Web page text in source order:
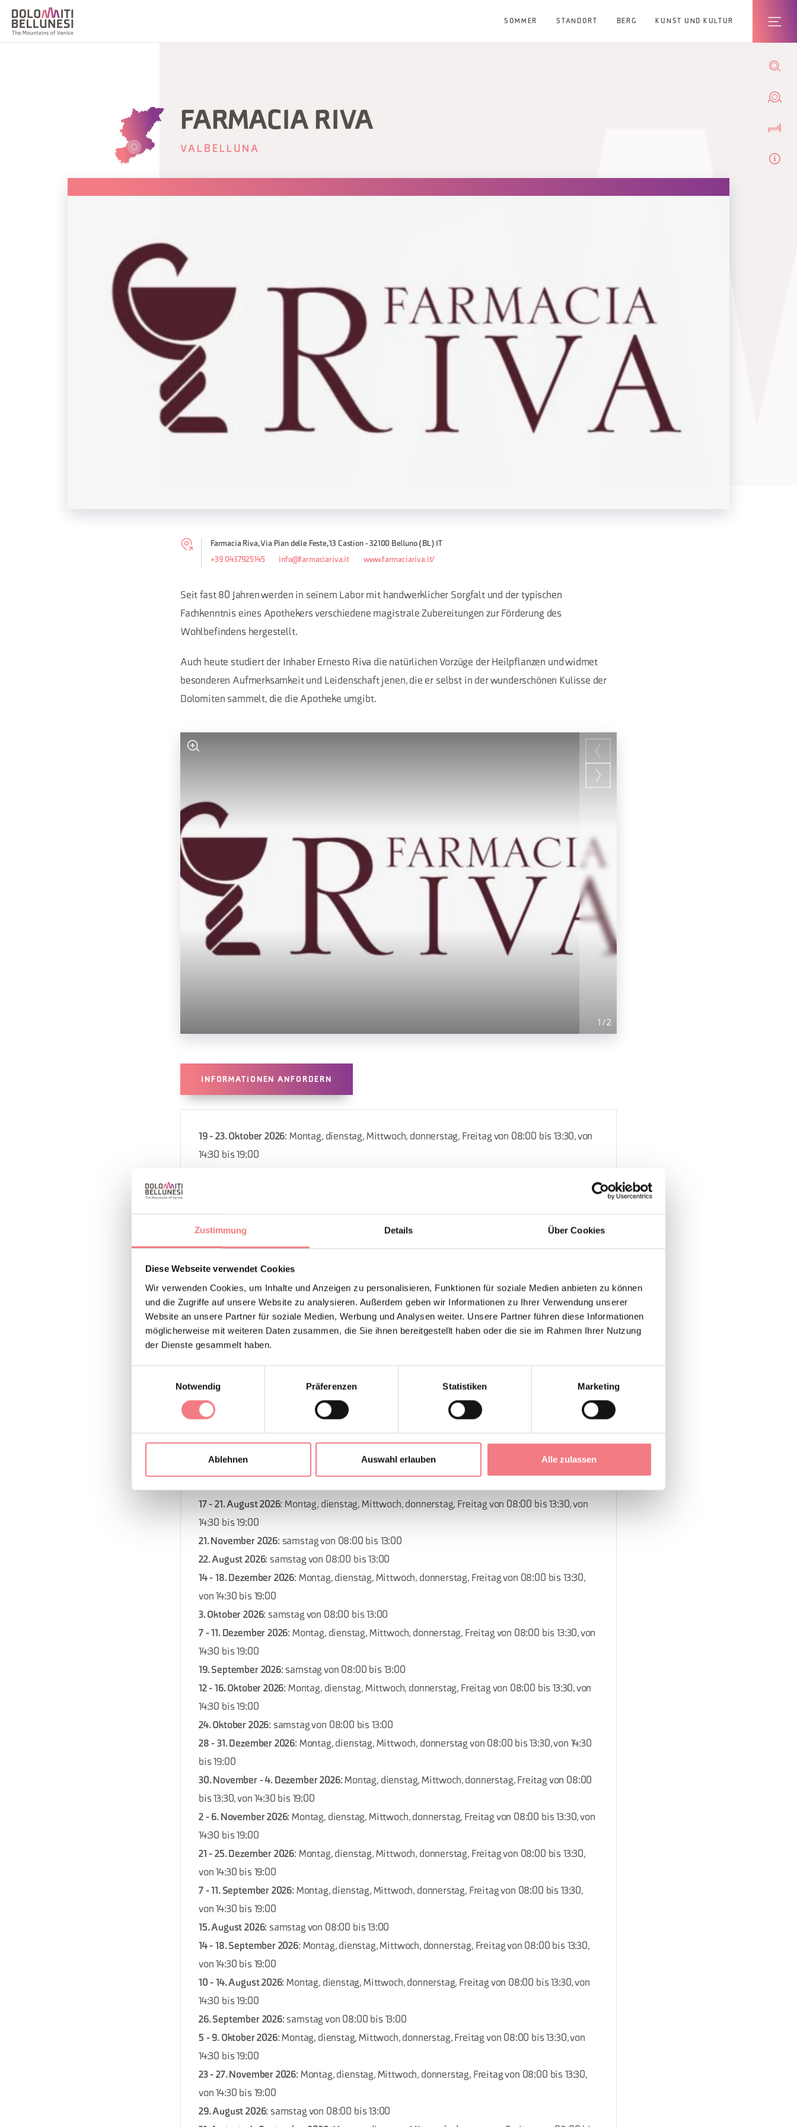
Zustimmung Details Über Cookies
Diese Webseite verwendet Cookies
Wir verwenden Cookies, um Inhalte und Anzeigen zu personalisieren, Funktionen für soziale Medien anbieten zu können
und die Zugriffe auf unsere Website zu analysieren. Außerdem geben wir Informationen zu Ihrer Verwendung unserer
Website an unsere Partner für soziale Medien, Werbung und Analysen weiter. Unsere Partner führen diese Informationen
möglicherweise mit weiteren Daten zusammen, die Sie ihnen bereitgestellt haben oder die sie im Rahmen Ihrer Nutzung
der Dienste gesammelt haben.
Notwendig
Präferenzen Statistiken Marketing
Ablehnen Auswahl erlauben Alle zulassen
SOMMER STANDORT BERG KUNST UND KULTUR
FARMACIA RIVA
VALBELLUNA
Farmacia Riva, Via Pian delle Feste, 13 Castion - 32100 Belluno (BL) IT
+39 0437925145 info@farmaciariva.it www.farmaciariva.it/
Seit fast 80 Jahren werden in seinem Labor mit handwerklicher Sorgfalt und der typischen
Fachkenntnis eines Apothekers verschiedene magistrale Zubereitungen zur Förderung des
Wohlbefindens hergestellt.
Auch heute studiert der Inhaber Ernesto Riva die natürlichen Vorzüge der Heilpflanzen und widmet
besonderen Aufmerksamkeit und Leidenschaft jenen, die er selbst in der wunderschönen Kulisse der
Dolomiten sammelt, die die Apotheke umgibt.
1 /2
INFORMATIONEN ANFORDERN
19 - 23. Oktober 2026: Montag, dienstag, Mittwoch, donnerstag, Freitag von 08:00 bis 13:30, von
14:30 bis 19:00
26 - 30. Oktober 2026
: Montag, dienstag, Mittwoch, donnerstag, Freitag von 08:00 bis 13:30, von
14:30 bis 19:00
9 - 13. November 2026: Montag, dienstag, Mittwoch, donnerstag, Freitag von 08:00 bis 13:30,
von 14:30 bis 19:00
5. September 2026: samstag von 08:00 bis 13:00
12. Dezember 2026: samstag von 08:00 bis 13:00
28. September - 2. Oktober 2026
: Montag, dienstag, Mittwoch, donnerstag, Freitag von 08:00
10. Oktober 2026
14. November 2026
: samstag von 08:00 bis 13:00
12. September 2026: samstag von 08:00 bis 13:00
17 - 21. August 2026: Montag, dienstag, Mittwoch, donnerstag, Freitag von 08:00 bis 13:30, von
14:30 bis 19:00
21. November 2026: samstag von 08:00 bis 13:00
22. August 2026: samstag von 08:00 bis 13:00
14 - 18. Dezember 2026: Montag, dienstag, Mittwoch, donnerstag, Freitag von 08:00 bis 13:30,
von 14:30 bis 19:00
3. Oktober 2026: samstag von 08:00 bis 13:00
7 - 11. Dezember 2026: Montag, dienstag, Mittwoch, donnerstag, Freitag von 08:00 bis 13:30, von
14:30 bis 19:00
19. September 2026: samstag von 08:00 bis 13:00
12 - 16. Oktober 2026: Montag, dienstag, Mittwoch, donnerstag, Freitag von 08:00 bis 13:30, von
14:30 bis 19:00
24. Oktober 2026: samstag von 08:00 bis 13:00
28 - 31. Dezember 2026: Montag, dienstag, Mittwoch, donnerstag von 08:00 bis 13:30, von 14:30
bis 19:00
30. November - 4. Dezember 2026: Montag, dienstag, Mittwoch, donnerstag, Freitag von 08:00
bis 13:30, von 14:30 bis 19:00
2 - 6. November 2026: Montag, dienstag, Mittwoch, donnerstag, Freitag von 08:00 bis 13:30, von
14:30 bis 19:00
21 - 25. Dezember 2026: Montag, dienstag, Mittwoch, donnerstag, Freitag von 08:00 bis 13:30,
von 14:30 bis 19:00
7 - 11. September 2026: Montag, dienstag, Mittwoch, donnerstag, Freitag von 08:00 bis 13:30,
von 14:30 bis 19:00
15. August 2026: samstag von 08:00 bis 13:00
14 - 18. September 2026: Montag, dienstag, Mittwoch, donnerstag, Freitag von 08:00 bis 13:30,
von 14:30 bis 19:00
10 - 14. August 2026: Montag, dienstag, Mittwoch, donnerstag, Freitag von 08:00 bis 13:30, von
14:30 bis 19:00
26. September 2026: samstag von 08:00 bis 13:00
5 - 9. Oktober 2026: Montag, dienstag, Mittwoch, donnerstag, Freitag von 08:00 bis 13:30, von
14:30 bis 19:00
23 - 27. November 2026: Montag, dienstag, Mittwoch, donnerstag, Freitag von 08:00 bis 13:30,
von 14:30 bis 19:00
29. August 2026: samstag von 08:00 bis 13:00